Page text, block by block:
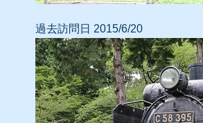
過去訪問日 2015/6/20